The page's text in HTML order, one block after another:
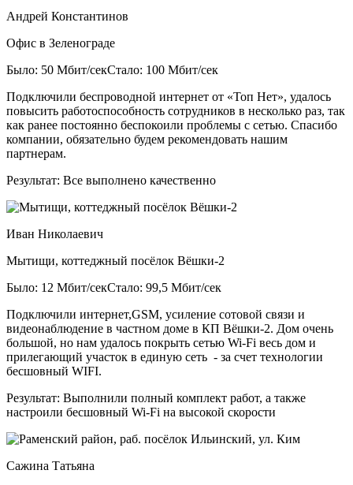
Андрей Константинов
Офис в Зеленограде
Было: 50 Мбит/секСтало: 100 Мбит/сек
Подключили беспроводной интернет от «Топ Нет», удалось
повысить работоспособность сотрудников в несколько раз, так
как ранее постоянно беспокоили проблемы с сетью. Спасибо
компании, обязательно будем рекомендовать нашим
партнерам.
Результат: Все выполнено качественно
Иван Николаевич
Мытищи, коттеджный посёлок Вёшки-2
Было: 12 Мбит/секСтало: 99,5 Мбит/сек
Подключили интернет,GSM, усиление сотовой связи и
видеонаблюдение в частном доме в КП Вёшки-2. Дом очень
большой, но нам удалось покрыть сетью Wi-Fi весь дом и
прилегающий участок в единую сеть - за счет технологии
бесшовный WIFI.
Результат: Выполнили полный комплект работ, а также
настроили бесшовный Wi-Fi на высокой скорости
Сажина Татьяна